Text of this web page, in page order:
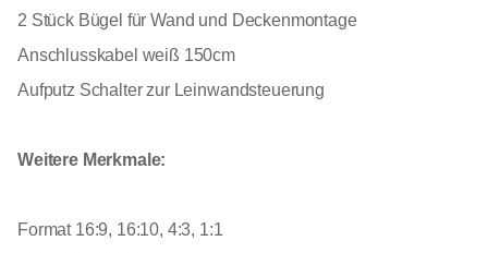
2 Stück Bügel für Wand und Deckenmontage
Anschlusskabel weiß 150cm
Aufputz Schalter zur Leinwandsteuerung
Weitere Merkmale:
Format 16:9, 16:10, 4:3, 1:1